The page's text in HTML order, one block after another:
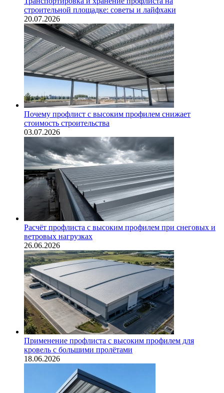
строительной площадке: советы и лайфхаки
20.07.2026
Почему профлист с высоким профилем снижает
стоимость строительства
03.07.2026
Расчёт профлиста с высоким профилем при снеговых и
ветровых нагрузках
26.06.2026
Применение профлиста с высоким профилем для
кровель с большими пролётами
18.06.2026